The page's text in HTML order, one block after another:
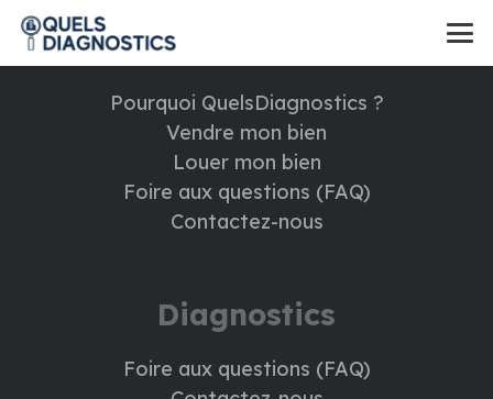
Pourquoi QuelsDiagnostics ?
Vendre mon bien
Louer mon bien
Foire aux questions (FAQ)
Contactez-nous
Diagnostics
Foire aux questions (FAQ)